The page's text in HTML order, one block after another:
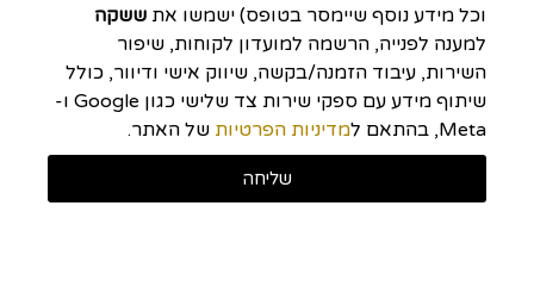
וכל מידע נוסף שיימסר בטופס) ישמשו את ששקה
למענה לפנייה, הרשמה למועדון לקוחות, שיפור
השירות, עיבוד הזמנה/בקשה, שיווק אישי ודיוור, כולל
שיתוף מידע עם ספקי שירות צד שלישי כגון Google ו-
Meta, בהתאם ל
מדיניות הפרטיות של האתר.
שליחה